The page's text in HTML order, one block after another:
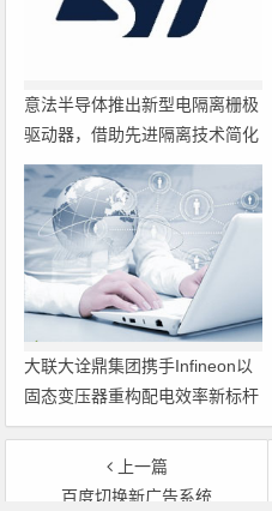
意法半导体推出新型电隔离栅极
驱动器，借助先进隔离技术简化
电源设计
大联大诠鼎集团携手Infineon以
固态变压器重构配电效率新标杆
上一篇
百度切换新广告系统